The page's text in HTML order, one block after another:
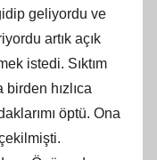
geliyordu ve
artık açık
istedi. Sıktım
hızlıca
öptü. Ona